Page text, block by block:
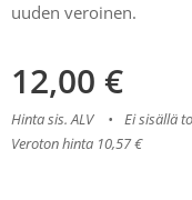
uuden veroinen.
12,00 €
Hinta sis. ALV
Ei sisällä
Veroton hinta 10,57 €